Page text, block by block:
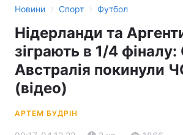
Новини › Спорт › Футбол
Нідерланди та
зіграють в 1/4
Австралія покинули
(відео)
АРТЕМ БУДРІН